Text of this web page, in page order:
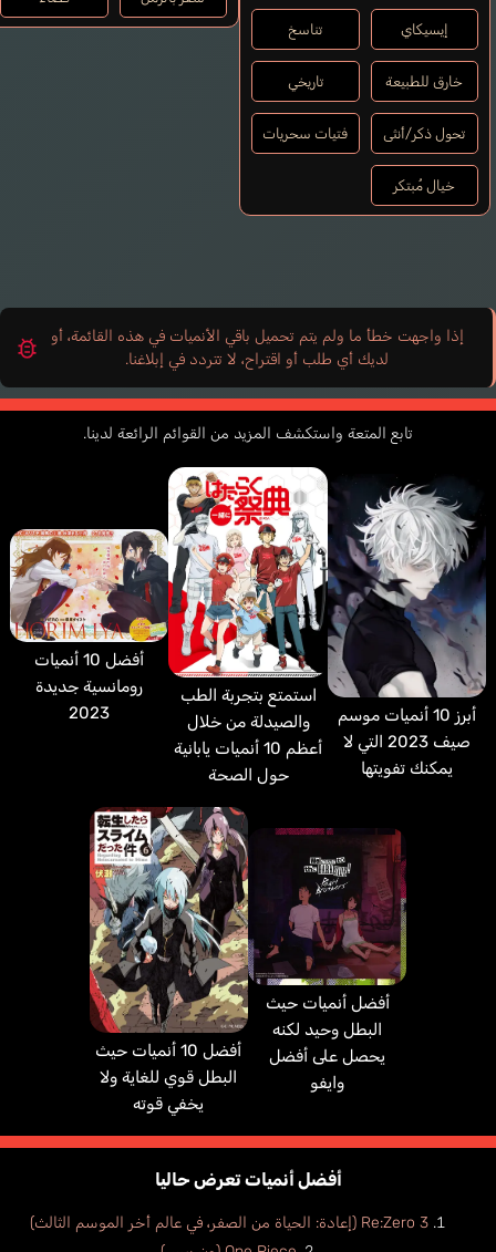
إيسيكاي تناسخ
خارق للطبيعة تاريخي
تحول ذكر/أنثى فتيات سحريات
خيال مُبتكر
إذا واجهت خطأ ما ولم يتم تحميل باقي الأنميات في هذه القائمة، أو
لديك أي طلب أو اقتراح، لا تتردد في إبلاغنا.
تابع المتعة واستكشف المزيد من القوائم الرائعة لدينا.
أبرز 10 أنميات موسم
صيف 2023 التي لا
يمكنك تفويتها
استمتع بتجربة الطب
والصيدلة من خلال
أعظم 10 أنميات يابانية
حول الصحة
أفضل 10 أنميات
رومانسية جديدة
2023
أفضل أنميات حيث
البطل وحيد لكنه
يحصل على أفضل
وايفو
أفضل 10 أنميات حيث
البطل قوي للغاية ولا
يخفي قوته
أفضل أنميات تعرض حاليا
Re:Zero 3 (إعادة: الحياة من الصفر، في عالم أخر الموسم الثالث)